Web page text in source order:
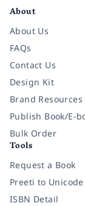
About
About Us
FAQs
Contact Us
Design Kit
Brand Resources
Publish Book/E-
Bulk Order
Tools
Request a Book
Preeti to Unicode
ISBN Detail